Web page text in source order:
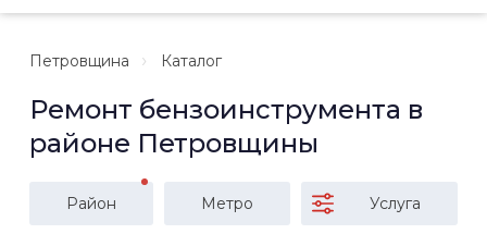
Петровщина Каталог
Ремонт бензоинструмента в
районе Петровщины
Район Метро Услуга